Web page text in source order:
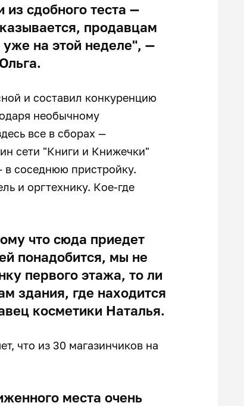
сдобного теста —
продавцам
на этой неделе", —
и составил конкуренцию
необычному
все в сборах —
сети "Книги и Книжечки"
в соседнюю пристройку.
и оргтехнику. Кое-где
что сюда приедет
понадобится, мы не
первого этажа, то ли
здания, где находится
косметики Наталья.
что из 30 магазинчиков на
места очень